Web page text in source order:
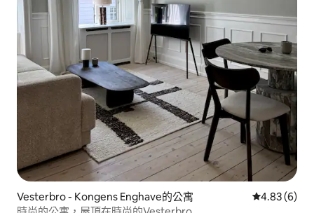
Vesterbro - Kongens Enghave的公寓 從 6 則評價
4.83 (6)